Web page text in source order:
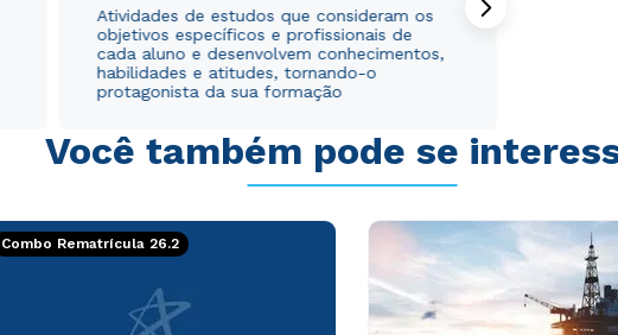
Atividades de estudos que consideram os
objetivos específicos e profissionais de
cada aluno e desenvolvem conhecimentos,
habilidades e atitudes, tornando-o
protagonista da sua formação
Você também pode se
Combo Rematrícula 26.2
Estou de acordo com aPolítica de Privacidade.
autorizo que meus dados sejam utilizados para o
Estou de acordo com aPolítica de Privacidade.
autorizo que meus dados sejam utilizados para o